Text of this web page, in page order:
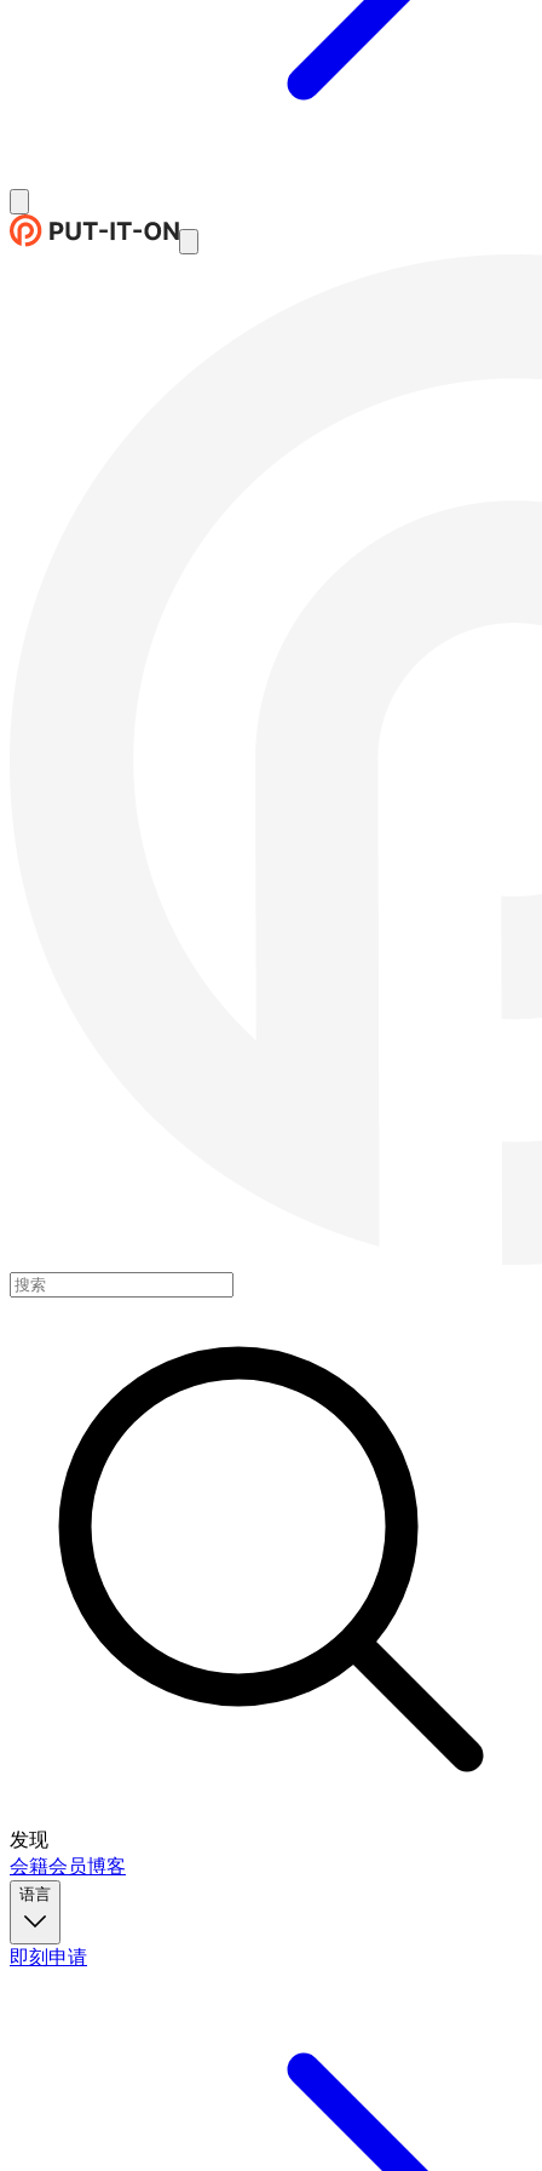
发现
会籍会员博客
语言
即刻申请